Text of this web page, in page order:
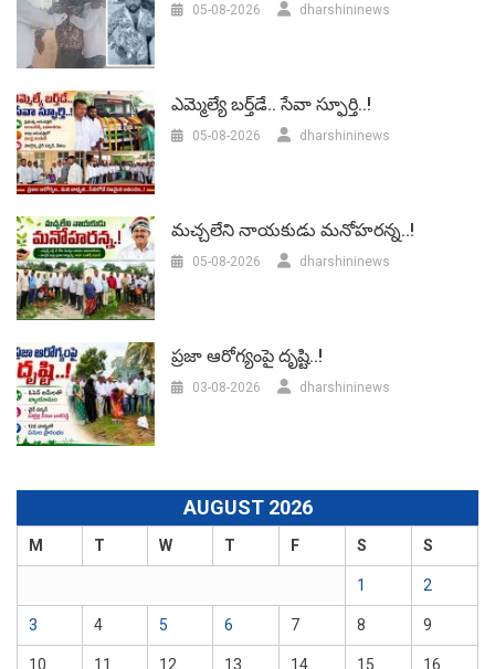
05-08-2026 dharshininews
ఎమ్మెల్యే బర్త్‌డే.. సేవా స్ఫూర్తి..!
05-08-2026 dharshininews
మచ్చలేని నాయకుడు మనోహరన్న..!
05-08-2026 dharshininews
ప్రజా ఆరోగ్యంపై దృష్టి..!
03-08-2026 dharshininews
AUGUST 2026
M T W T F S S
1 2
3 4 5 6 7 8 9
10 11 12 13 14 15 16